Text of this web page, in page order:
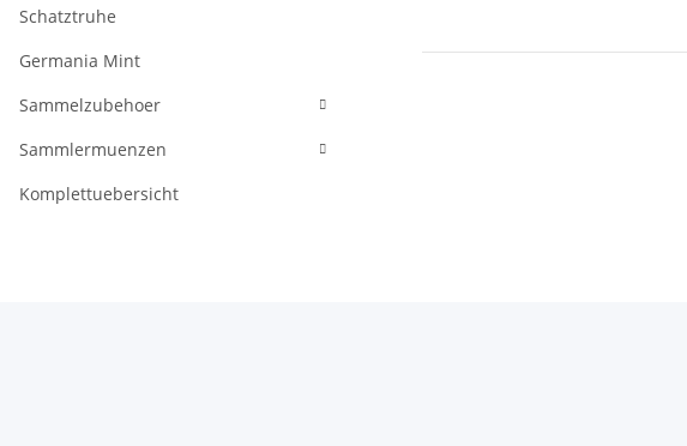
Schatztruhe
Germania Mint
Sammelzubehoer
Sammlermuenzen
Komplettuebersicht